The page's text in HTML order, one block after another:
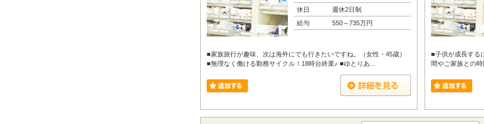
休日
週休2日制
給与
550～735万円
■家族旅行が趣味、次は海外にでも行きたいですね。（女性・45歳）
■無理なく働ける勤務サイクル！18時台終業♪ ■ゆとりあ...
■子供が成長する
間やご家族との時